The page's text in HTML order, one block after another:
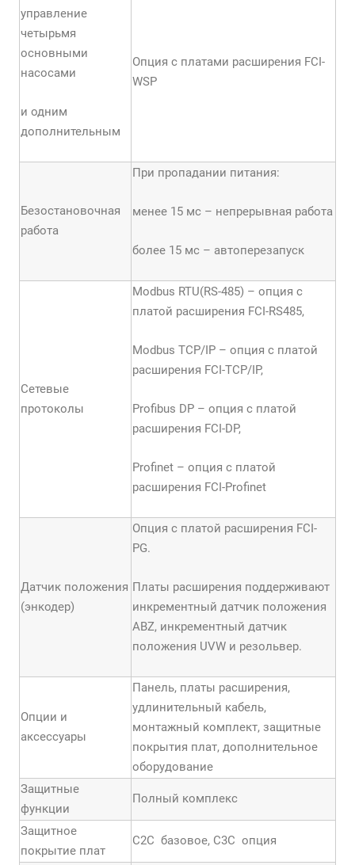
управление
четырьмя
основными
насосами
и одним
дополнительным
Опция с платами расширения FCI-
WSP
Безостановочная
работа
При пропадании питания:
менее 15 мс – непрерывная работа
более 15 мс – автоперезапуск
Сетевые
протоколы
Modbus RTU(RS-485) – опция с
платой расширения FCI-RS485,
Modbus TCP/IP – опция с платой
расширения FCI-TCP/IP,
Profibus DP – опция с платой
расширения FCI-DP,
Profinet – опция с платой
расширения FCI-Profinet
Датчик положения
(энкодер)
Опция с платой расширения FCI-
PG.
Платы расширения поддерживают
инкрементный датчик положения
АBZ, инкрементный датчик
положения UVW и резольвер.
Опции и
аксессуары
Панель, платы расширения,
удлинительный кабель,
монтажный комплект, защитные
покрытия плат, дополнительное
оборудование
Защитные
функции
Полный комплекс
Защитное
покрытие плат
С2С базовое, С3С опция